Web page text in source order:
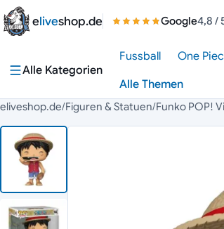
Zum Inhalt springen
eliveshop.de Google4,8 /
Alle Kategorien
Fussball One
Alle Themen
eliveshop.de/Figuren & Statuen/Funko POP!